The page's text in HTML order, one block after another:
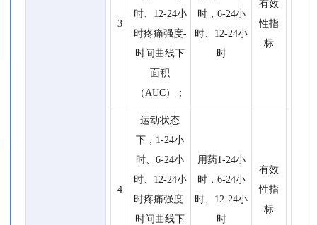
3
时、12-24小
时疼痛强度-
时间曲线下
面积
（AUC）；
时，6-24小
时、12-24小
时
有效
性指
标
4
运动状态
下，1-24小
时、6-24小
时、12-24小
时疼痛强度-
时间曲线下
用药1-24小
时，6-24小
时、12-24小
时
有效
性指
标